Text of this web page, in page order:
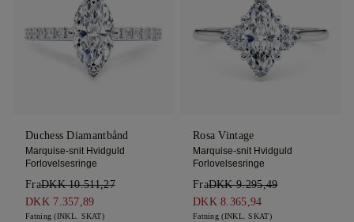
Duchess Diamantbånd
Marquise-snit Hvidguld
Forlovelsesringe
FraDKK 10.511,27
DKK 7.357,89
Fatning (INKL. SKAT)
Rosa Vintage
Marquise-snit Hvidguld
Forlovelsesringe
FraDKK 9.295,49
DKK 8.365,94
Fatning (INKL. SKAT)